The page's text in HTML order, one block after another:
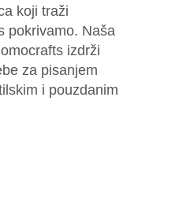
koji traži
pokrivamo. Naša
izdrži
za pisanjem
i pouzdanim